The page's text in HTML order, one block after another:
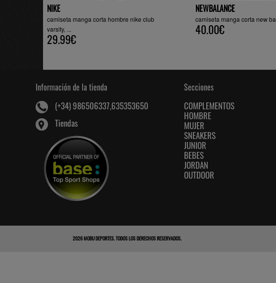
NIKE
camiseta manga corta hombre nike club
varsity, ...
29.99€
NEWBALANCE
camiseta manga corta new
40.00€
Información de la tienda
(+34) 986506337,635353650
Tiendas
Secciones
COMPLEMENTOS
HOMBRE
MUJER
SNEAKERS
JUNIOR
BEBES
JORDAN
OUTDOOR
2026MOBU DEPORTES. TODOS LOS DERECHOS RESERVADOS.